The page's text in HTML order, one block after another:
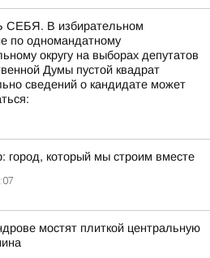
В избирательном
по одномандатному
округу на выборах депутатов
Думы пустой квадрат
сведений о кандидате может
город, который мы строим вместе
мостят плиткой центральную